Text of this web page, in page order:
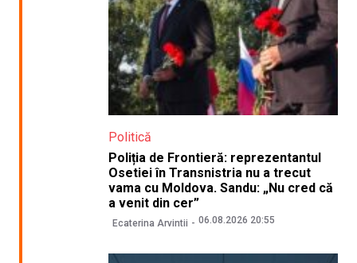
Politică
Poliția de Frontieră: reprezentantul
Osetiei în Transnistria nu a trecut
vama cu Moldova. Sandu: „Nu cred că
a venit din cer”
Ecaterina Arvintii 06.08.2026 20:55